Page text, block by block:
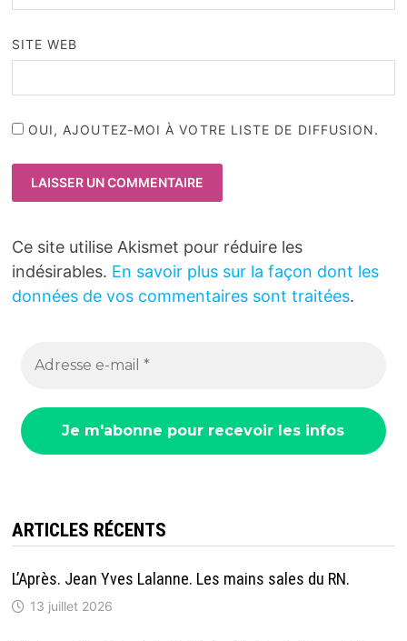
SITE WEB
OUI, AJOUTEZ-MOI À VOTRE LISTE DE DIFFUSION.
Ce site utilise Akismet pour réduire les
indésirables. En savoir plus sur la façon dont les
données de vos commentaires sont traitées.
ARTICLES RÉCENTS
L’Après. Jean Yves Lalanne. Les mains sales du RN.
13 juillet 2026